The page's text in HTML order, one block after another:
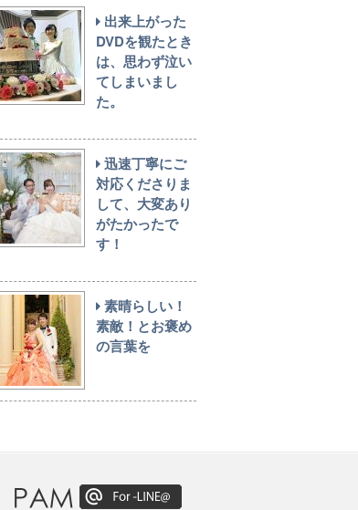
出来上がった
DVDを観たとき
は、思わず泣い
てしまいまし
た。
迅速丁寧にご
対応くださりま
して、大変あり
がたかったで
す！
素晴らしい！
素敵！とお褒め
の言葉を